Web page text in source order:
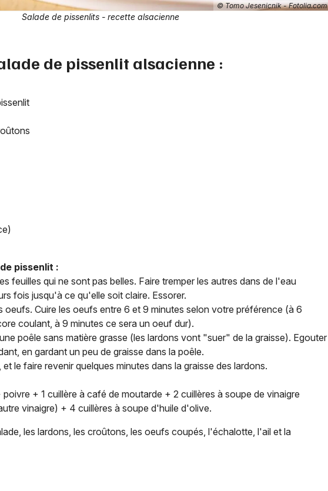
© Tomo Jesenicnik - Fotolia.com
Salade de pissenlits - recette alsacienne
de pissenlit alsacienne :
pissenlit :
feuilles qui ne sont pas belles. Faire tremper les autres dans de l'eau
fois jusqu'à ce qu'elle soit claire. Essorer.
oeufs. Cuire les oeufs entre 6 et 9 minutes selon votre préférence (à 6
coulant, à 9 minutes ce sera un oeuf dur).
poêle sans matière grasse (les lardons vont "suer" de la graisse). Egouter
en gardant un peu de graisse dans la poêle.
le faire revenir quelques minutes dans la graisse des lardons.
+ 1 cuillère à café de moutarde + 2 cuillères à soupe de vinaigre
vinaigre) + 4 cuillères à soupe d'huile d'olive.
les lardons, les croûtons, les oeufs coupés, l'échalotte, l'ail et la